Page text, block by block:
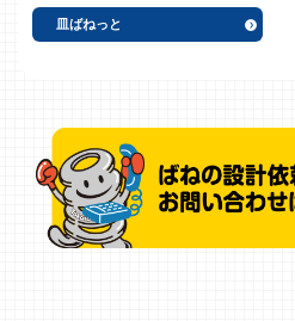
皿ばねっと